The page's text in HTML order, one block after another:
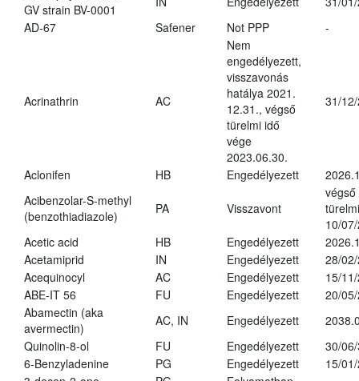
GV strain BV-0001
AD-67
Safener Not PPP -
Acrinathrin AC
Nem
engedélyezett,
visszavonás
hatálya 2021.
12.31., végső
türelmi idő
vége
2023.06.30.
31/
Aclonifen HB Engedélyezett
Acibenzolar-S-methyl
(benzothiadiazole)
PA Visszavont
végső
10/
Acetic acid
HB Engedélyezett
Acetamiprid
IN Engedélyezett
28/
Acequinocyl
AC Engedélyezett
15/
ABE-IT 56
FU Engedélyezett
20/
Abamectin (aka
avermectin)
AC, IN Engedélyezett
Quinolin-8-ol
FU Engedélyezett
30/
6-Benzyladenine
PG Engedélyezett
15/